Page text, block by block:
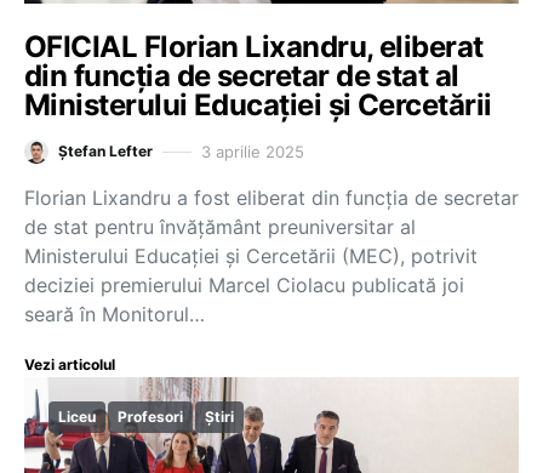
OFICIAL Florian Lixandru, eliberat
din funcția de secretar de stat al
Ministerului Educației și Cercetării
Ștefan Lefter 3 aprilie 2025
Florian Lixandru a fost eliberat din funcția de secretar
de stat pentru învățământ preuniversitar al
Ministerului Educației și Cercetării (MEC), potrivit
deciziei premierului Marcel Ciolacu publicată joi
seară în Monitorul…
Vezi articolul
Liceu Profesori Știri